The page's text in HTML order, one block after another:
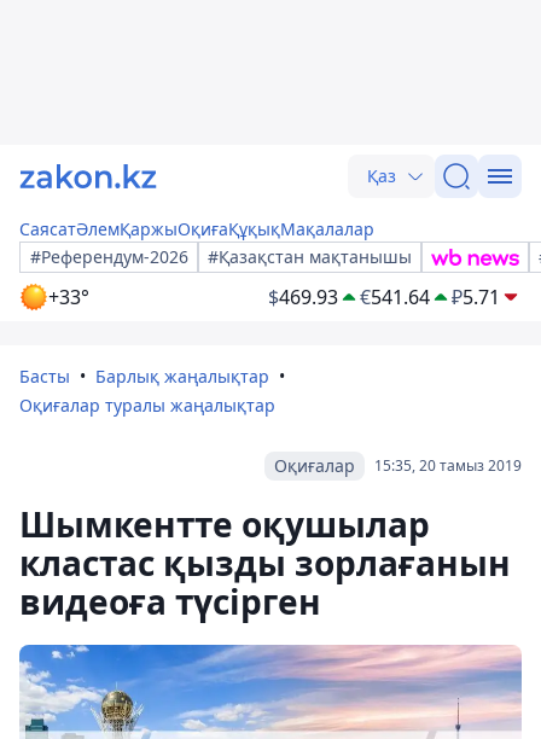
Қаз
СаясатӘлемҚаржыОқиғаҚұқықМақалалар
#Референдум-2026
#Қазақстан мақтанышы
+33° $469.93 €541.64 ₽5.71
Басты
Барлық жаңалықтар
Оқиғалар туралы жаңалықтар
15:35, 20 тамыз 2019
Оқиғалар
Шымкентте оқушылар
кластас қызды зорлағанын
видеоға түсірген